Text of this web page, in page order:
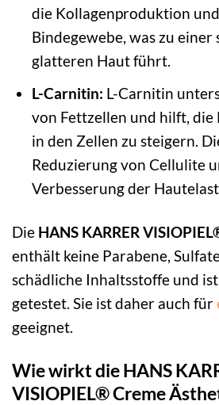
die Kollagenproduktion
Bindegewebe, was zu
glatteren Haut führt.
L-Carnitin: L-Carnitin
von Fettzellen und hilft,
in den Zellen zu steigern.
Reduzierung von Cellulite
Verbesserung der
Die HANS KARRER
enthält keine Parabene,
schädliche Inhaltsstoffe und
getestet. Sie ist daher auch für
geeignet.
Wie wirkt die HANS
VISIOPIEL® Creme